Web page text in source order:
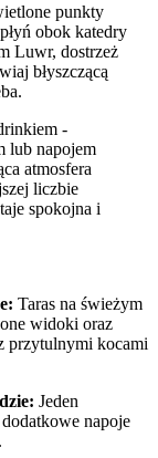
punkty
obok katedry
Luwr, dostrzeż
błyszczącą
-
lub napojem
atmosfera
liczbie
spokojna i
Taras na świeżym
widoki oraz
przytulnymi kocami
Jeden
napoje